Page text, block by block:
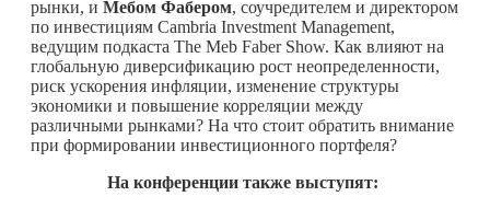
рынки, и Мебом Фабером, соучредителем и директором
по инвестициям Cambria Investment Management,
ведущим подкаста The Meb Faber Show. Как влияют на
глобальную диверсификацию рост неопределенности,
риск ускорения инфляции, изменение структуры
экономики и повышение корреляции между
различными рынками? На что стоит обратить внимание
при формировании инвестиционного портфеля?
На конференции также выступят: